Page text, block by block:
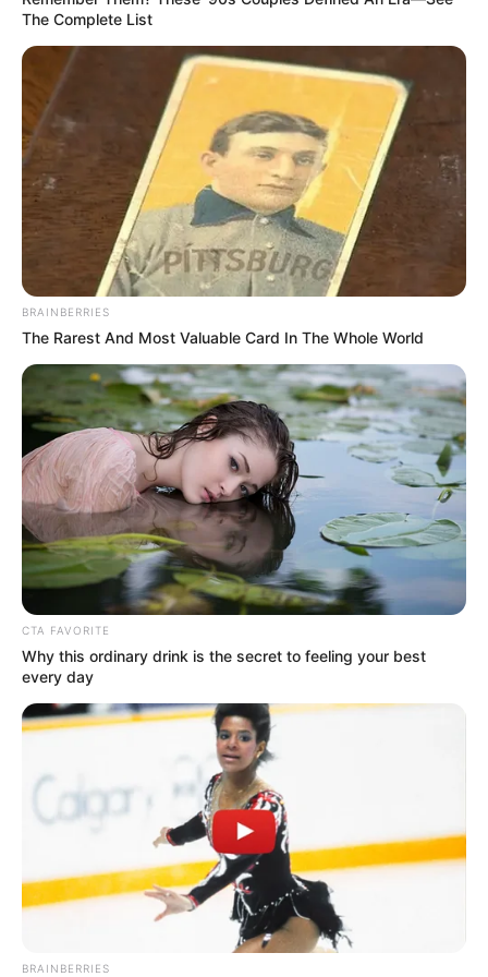
Le puede interesar:Vendedores ambulantes: así pueden
obtener las casetas del distrito
Hacen anuncio a empleadas
Crédito: olx
Lea También:Las Manzanas del Cuidado, el plancito de
relax para quienes son cuidadoras
¿Cómo se calcula la prima de las
The Complete List
BRAINBERRIES
The Rarest And Most Valuable Card In The Whole World
CTA FAVORITE
Why this ordinary drink is the secret to feeling your best
every day
BRAINBERRIES